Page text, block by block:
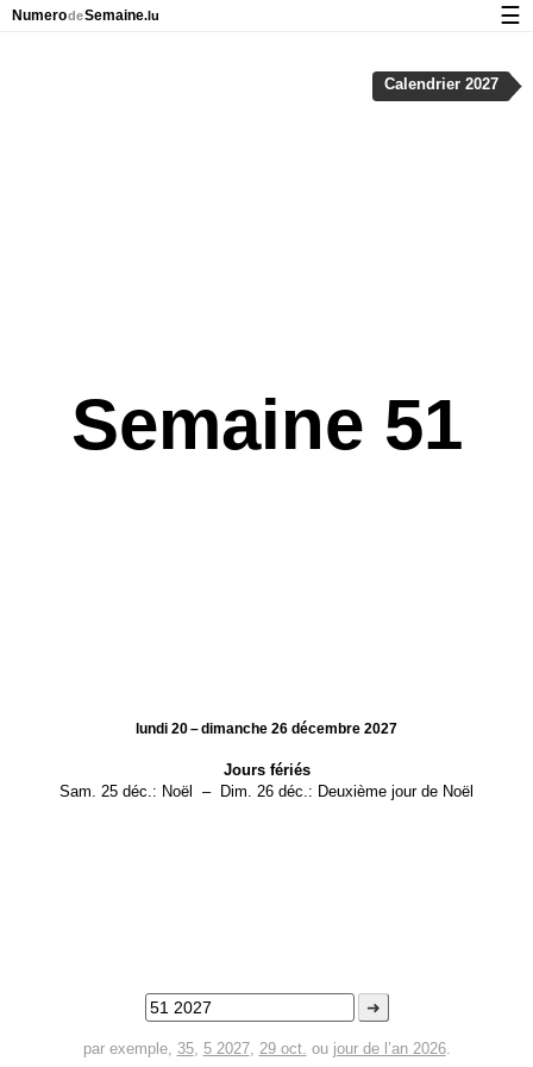
Semaine 51
lundi 20 – dimanche 26 décembre 2027
Jours fériés
Sam. 25 déc.: Noël – Dim. 26 déc.: Deuxième jour de Noël
➜
par exemple, 35, 5 2027, 29 oct. ou jour de l’an 2026.
Calendrier 2027
NumerodeSemaine.lu ☰